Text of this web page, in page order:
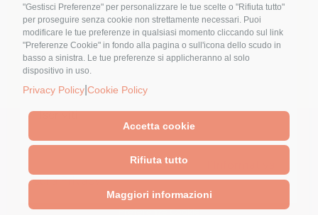
"Gestisci Preferenze" per personalizzare le tue scelte o "Rifiuta tutto"
per proseguire senza cookie non strettamente necessari. Puoi
modificare le tue preferenze in qualsiasi momento cliccando sul link
"Preferenze Cookie" in fondo alla pagina o sull'icona dello scudo in
basso a sinistra. Le tue preferenze si applicheranno al solo
dispositivo in uso.
Privacy Policy Cookie Policy
Accetta cookie
Rifiuta tutto
Maggiori informazioni
© 2023 - Pubblicato da Elena Alquati - area comunicazione e
direzione artistica
Sede Legale: Via Val di Ledro, 11 - 20162 Milano - Sede
Operativa: Via Marconi, 50 - 27030 Rosasco (PV)
Partita Iva 12409240962 - Privacy Policy
Preferenze Cookie
Email*
Cliccando sul tasto "Iscriviti" dichiari di
accettare, aver letto e compreso
sulla Privacy